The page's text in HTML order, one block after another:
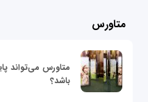
متاورس
متاورس می‌تواند
باشد؟